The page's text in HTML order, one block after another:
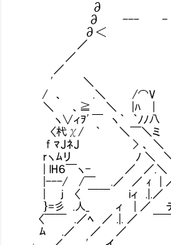
∂
∂ --- -
∂＜
／
／
／
' ＼ ＼
/ 、 .＼ /⌒V ヽ｀￣
＼ Ⅰ 、≧ ＼ |ﾊ |
ヽ∨ィｦ' ￣ ヽ｀ ｀ﾉﾉ
〈杙χ/ ｀ ＼￣＼ミ 、
f ﾏJﾈJ > 、 ＼ ＞
rヽﾑリ ﾉ ＼ ＼
| lH６￣ヽ- ／ ／.
|---/ /￣ .／ ／ ｨ |
| j 〈 ￣￣ iィ .|.
｝=彡 .人_
〈￣￣ .／ﾍ ／
ﾑ .／ ／